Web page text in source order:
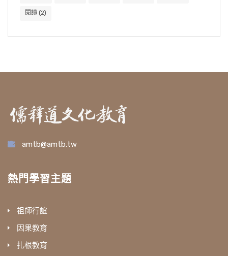
閱讀 (2)
amtb@amtb.tw
熱門學習主題
祖師行誼
因果教育
扎根教育